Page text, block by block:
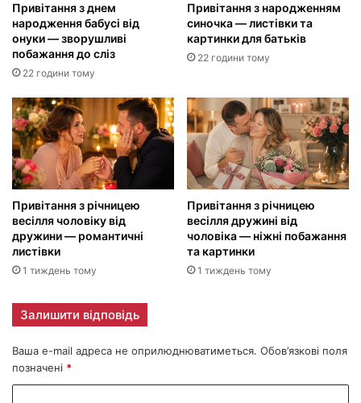
Привітання з днем
народження бабусі від
онуки — зворушливі
побажання до сліз
22 години тому
Привітання з народженням
синочка — листівки та
картинки для батьків
22 години тому
Привітання з річницею
весілля чоловіку від
дружини — романтичні
листівки
1 тиждень тому
Привітання з річницею
весілля дружині від
чоловіка — ніжні побажання
та картинки
1 тиждень тому
Залишити відповідь
Ваша e-mail адреса не оприлюднюватиметься. Обов’язкові поля
позначені *